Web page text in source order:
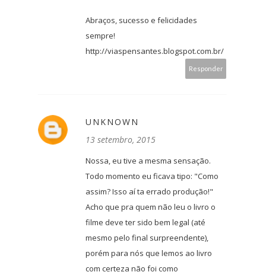
Abraços, sucesso e felicidades
sempre!
http://viaspensantes.blogspot.com.br/
Responder
UNKNOWN
13 setembro, 2015
Nossa, eu tive a mesma sensação.
Todo momento eu ficava tipo: "Como
assim? Isso aí ta errado produção!"
Acho que pra quem não leu o livro o
filme deve ter sido bem legal (até
mesmo pelo final surpreendente),
porém para nós que lemos ao livro
com certeza não foi como